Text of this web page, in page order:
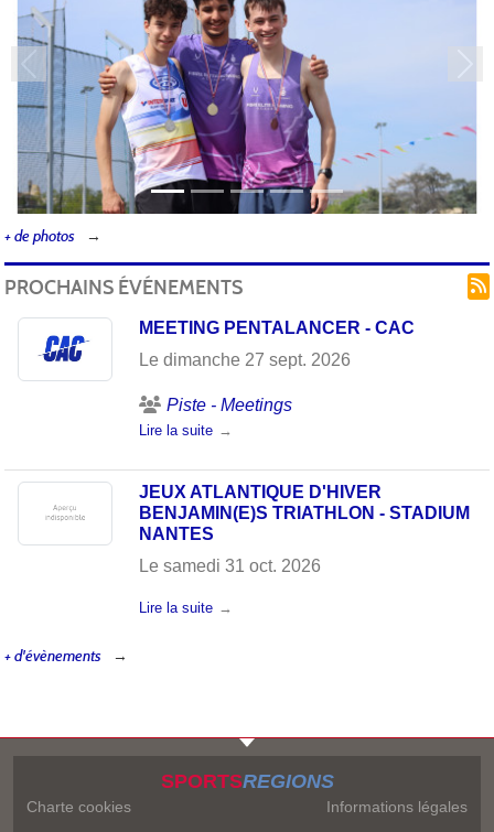
Précedent
+ de photos
PROCHAINS ÉVÉNEMENTS
MEETING PENTALANCER - CAC
Le dimanche 27 sept. 2026
Piste - Meetings
Lire la suite
JEUX ATLANTIQUE D'HIVER
BENJAMIN(E)S TRIATHLON - STADIUM
NANTES
Le samedi 31 oct. 2026
Lire la suite
+ d'évènements
SPORTSREGIONS
Charte cookies
Informations légales